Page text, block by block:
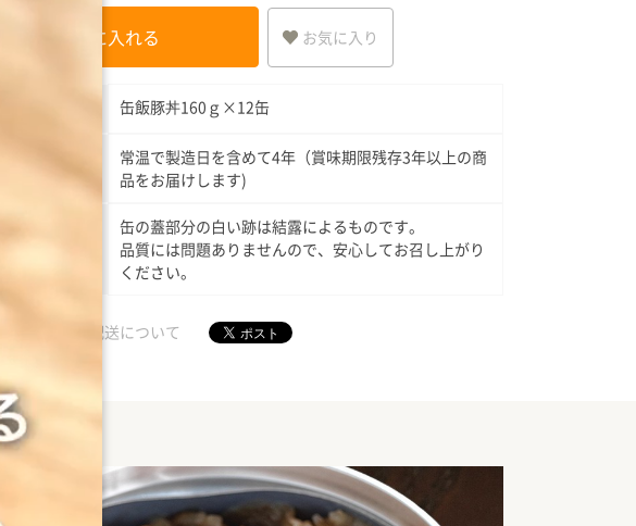
カートに入れる お気に入り
缶飯豚丼160ｇ×12缶
賞味期限
常温で製造日を含めて4年（賞味期限残存3年以上の商
品をお届けします)
注意事項
缶の蓋部分の白い跡は結露によるものです。
品質には問題ありませんので、安心してお召し上がり
ください。
配送について